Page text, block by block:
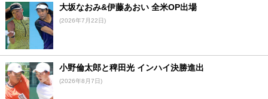
大坂なおみ&伊藤あおい 全米OP出場
(2026年7月22日)
小野倫太郎と稗田光 インハイ決勝進出
(2026年8月7日)